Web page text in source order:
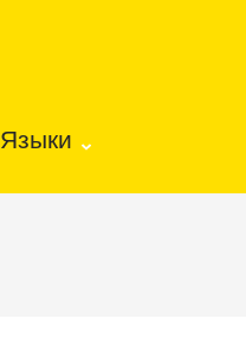
Языки